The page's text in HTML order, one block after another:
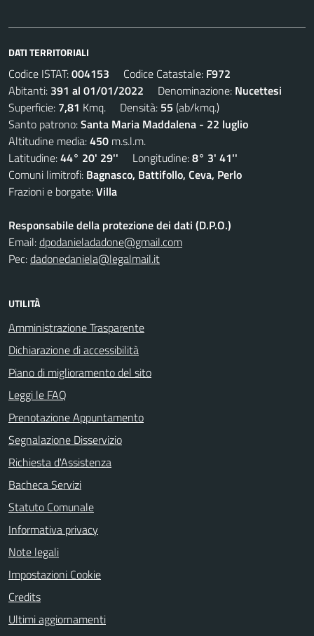
DATI TERRITORIALI
Codice ISTAT:004153 Codice Catastale: F972
Abitanti: 391 al 01/01/2022 Denominazione: Nucettesi
Superficie: 7,81 Kmq. Densità: 55 (ab/kmq.)
Santo patrono:Santa Maria Maddalena - 22 luglio
Altitudine media:450 m.s.l.m.
Latitudine:44° 20' 29'' Longitudine:8° 3' 41''
Comuni limitrofi: Bagnasco, Battifollo, Ceva, Perlo
Frazioni e borgate:Villa
Responsabile della protezione dei dati (D.P.O.)
Email:dpodanieladadone@gmail.com
Pec:dadonedaniela@legalmail.it
UTILITÀ
Amministrazione Trasparente
Dichiarazione di accessibilità
Piano di miglioramento del sito
Leggi le FAQ
Prenotazione Appuntamento
Segnalazione Disservizio
Richiesta d'Assistenza
Bacheca Servizi
Statuto Comunale
Informativa privacy
Note legali
Impostazioni Cookie
Credits
Ultimi aggiornamenti